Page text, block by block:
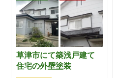
草津市にて築浅戸建て
住宅の外壁塗装